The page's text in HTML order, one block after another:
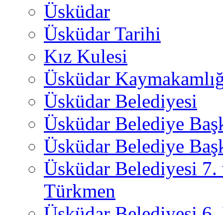
Üsküdar
Üsküdar Tarihi
Kız Kulesi
Üsküdar
Üsküdar Belediyesi
Üsküdar Belediye
Üsküdar Belediye
Üsküdar Belediyesi
Türkmen